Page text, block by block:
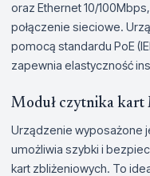
oraz Ethernet 10/
połączenie sieciowe.
pomocą standardu PoE
zapewnia elastyczność
Moduł czytnika kart
Urządzenie wyposażone
umożliwia szybki i
kart zbliżeniowych. To